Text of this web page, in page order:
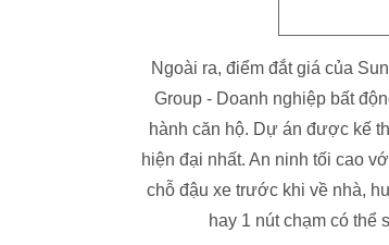
Ngoài ra, điểm đắt giá của
Group - Doanh nghiệp bất
hành căn hộ. Dự án được kế
hiện đại nhất. An ninh tối cao
chỗ đậu xe trước khi về nhà,
hay 1 nút chạm có thể